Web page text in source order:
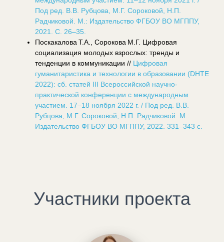
Под ред. В.В. Рубцова, М.Г. Сороковой, Н.П.
Радчиковой. М.: Издательство ФГБОУ ВО МГППУ,
2021. С. 26–35.
Поскакалова Т.А., Сорокова М.Г. Цифровая
социализация молодых взрослых: тренды и
тенденции в коммуникации // Цифровая
гуманитаристика и технологии в образовании (DHTE
2022): сб. статей III Всероссийской научно-
практической конференции с международным
участием. 17–18 ноября 2022 г. / Под ред. В.В.
Рубцова, М.Г. Сороковой, Н.П. Радчиковой. М.:
Издательство ФГБОУ ВО МГППУ, 2022. 331–343 с.
Участники проекта